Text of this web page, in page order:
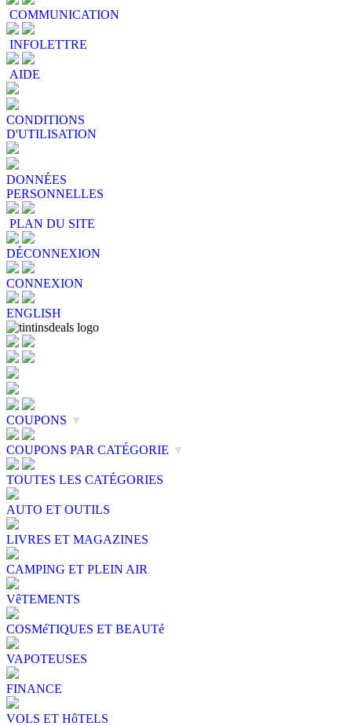
COMMUNICATION
INFOLETTRE
AIDE
CONDITIONS
D'UTILISATION
DONNÉES
PERSONNELLES
PLAN DU SITE
DÉCONNEXION
CONNEXION
ENGLISH
COUPONS ▼
COUPONS PAR CATÉGORIE ▼
TOUTES LES CATÉGORIES
AUTO ET OUTILS
LIVRES ET MAGAZINES
CAMPING ET PLEIN AIR
VêTEMENTS
COSMéTIQUES ET BEAUTé
VAPOTEUSES
FINANCE
VOLS ET HôTELS